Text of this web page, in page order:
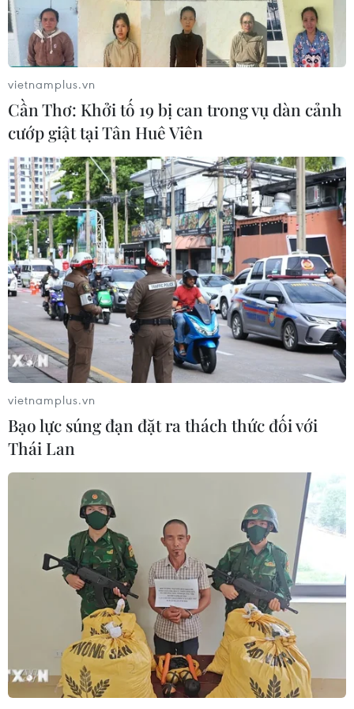
Nhìn lại những dấu ấn quan trọng của
ngành ngân hàng năm 2019
23/12/2019 03:02
Ngành ngân hàng năm 2019 ghi nhiều dấu ấn quan
trọng, đặc biệt là việc điều chỉnh một loạt chính sách
giúp các tổ chức tín dụng dần đi vào ổn định.
Thanh toán điện tử liên ngân hàng đạt
87,591 triệu tỷ đồng
31/12/2019 07:34
Hiện cũng đã có 30 bệnh viện kết nối triển khai thanh
toán viện phí điện tử, một số bệnh viện đã đạt 35% số
vietnamplus.vn
Cần Thơ: Khởi tố 19 bị can trong vụ dàn cảnh
cướp giật tại Tân Huê Viên
vietnamplus.vn
Bạo lực súng đạn đặt ra thách thức đối với
Thái Lan